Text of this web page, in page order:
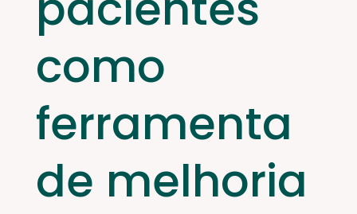
como
ferramenta
de melhoria